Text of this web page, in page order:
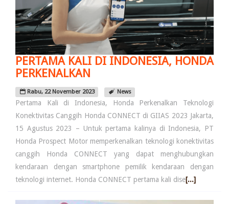
PERTAMA KALI DI INDONESIA, HONDA
PERKENALKAN
Rabu, 22 November 2023 News
Pertama Kali di Indonesia, Honda Perkenalkan Teknologi
Konektivitas Canggih Honda CONNECT di GIIAS 2023 Jakarta,
15 Agustus 2023 – Untuk pertama kalinya di Indonesia, PT
Honda Prospect Motor memperkenalkan teknologi konektivitas
canggih Honda CONNECT yang dapat menghubungkan
kendaraan dengan smartphone pemilik kendaraan dengan
teknologi internet. Honda CONNECT pertama kali dise[...]